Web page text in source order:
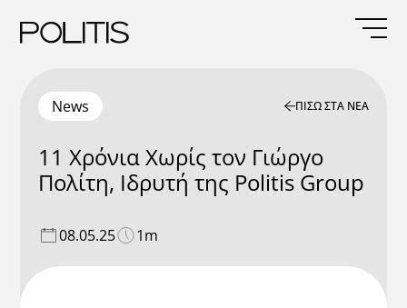
News ΠΙΣΩ ΣΤΑ ΝΕΑ
11 Χρόνια Χωρίς τον Γιώργο
Πολίτη, Ιδρυτή της Politis Group
08.05.25 1m